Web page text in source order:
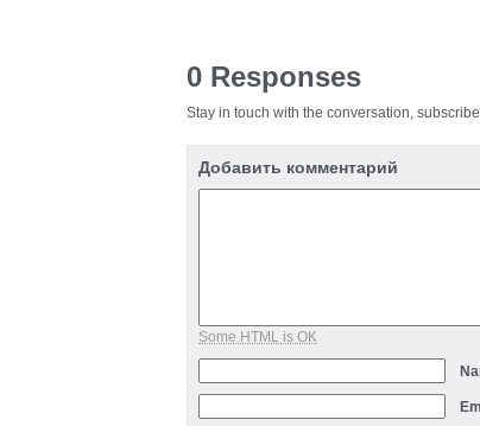
0 Responses
Stay in touch with the conversation,
Добавить комментарий
Some HTML is OK